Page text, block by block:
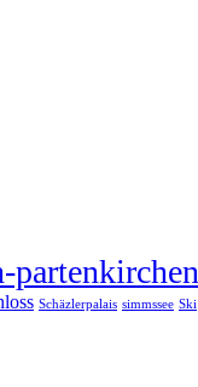
partenkirchen
Schäzlerpalais simmssee Ski